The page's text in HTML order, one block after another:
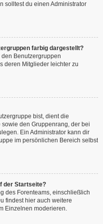
solltest du einen Administrator
farbig dargestellt?
Benutzergruppen
deren Mitglieder leichter zu
bist, dient die
den Gruppenrang, der bei
Ein Administrator kann dir
im persönlichen Bereich selbst
der Startseite?
des Forenteams, einschließlich
findest hier auch weitere
Einzelnen moderieren.